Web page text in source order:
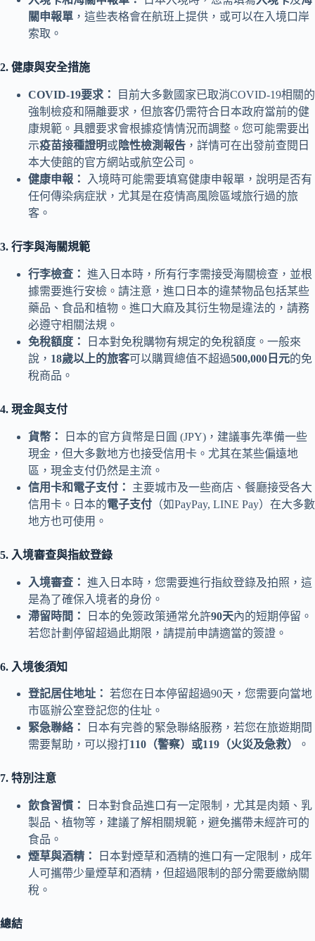
關申報單 ，這些表格會在航班上提供，或可以在入境口岸
索取。
2. 健康與安全措施
COVID-19要求：
目前大多數國家已取消COVID-19相關的
強制檢疫和隔離要求，但旅客仍需符合日本政府當前的健
康規範。具體要求會根據疫情情況而調整。您可能需要出
示疫苗接種證明或陰性檢測報告 ，詳情可在出發前查閱日
本大使館的官方網站或航空公司。
健康申報：
入境時可能需要填寫健康申報單，說明是否有
任何傳染病症狀，尤其是在疫情高風險區域旅行過的旅
客。
3. 行李與海關規範
行李檢查： 進入日本時，所有行李需接受海關檢查，並根
據需要進行安檢。請注意，進口日本的違禁物品包括某些
藥品、食品和植物。進口大麻及其衍生物是違法的，請務
必遵守相關法規。
免稅額度：
日本對免稅購物有規定的免稅額度。一般來
說， 18歲以上的旅客可以購買總值不超過500,000日元的免
稅商品。
4. 現金與支付
貨幣：
日本的官方貨幣是日圓 (JPY)，建議事先準備一些
現金，但大多數地方也接受信用卡。尤其在某些偏遠地
區，現金支付仍然是主流。
信用卡和電子支付：
主要城市及一些商店、餐廳接受各大
信用卡。日本的電子支付 （如PayPay, LINE Pay）在大多數
地方也可使用。
5. 入境審查與指紋登錄
入境審查： 進入日本時，您需要進行指紋登錄及拍照，這
是為了確保入境者的身份。
滯留時間：
日本的免簽政策通常允許90天內的短期停留。
若您計劃停留超過此期限，請提前申請適當的簽證。
6. 入境後須知
登記居住地址： 若您在日本停留超過90天，您需要向當地
市區辦公室登記您的住址。
緊急聯絡：
日本有完善的緊急聯絡服務，若您在旅遊期間
需要幫助，可以撥打110（警察）或119（火災及急救） 。
7. 特別注意
飲食習慣：
日本對食品進口有一定限制，尤其是肉類、乳
製品、植物等，建議了解相關規範，避免攜帶未經許可的
食品。
煙草與酒精：
日本對煙草和酒精的進口有一定限制，成年
人可攜帶少量煙草和酒精，但超過限制的部分需要繳納關
稅。
總結